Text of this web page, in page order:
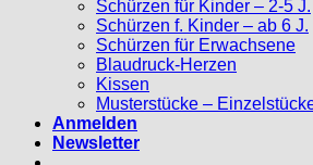
Schürzen für Kinder – 2-5 J.
Schürzen f. Kinder – ab 6 J.
Schürzen für Erwachsene
Blaudruck-Herzen
Kissen
Musterstücke –
Anmelden
Newsletter